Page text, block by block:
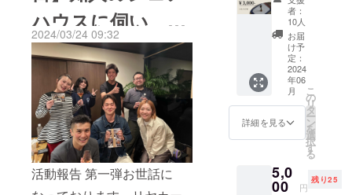
同様に日本TOPレベルの美
術大学の学生と教授に協力
してもらいながらリヤカー
のデザインを１から作成し
ております。利益が上がり
次第、5台10台と拡大してい
く予定です。現在、販売経
路や販売商品の選定、アル
らお惣菜販売を行います。
基本定休日の水曜日以外は
毎日行う予定ですが直前の
変更も想定されますのでイ
ンスタグラム等を見ていた
だければと思います。お惣
菜販売の準備段階として2週
間前にわいわい市藤沢店に
や、エンジェル投資家とし
て活躍している方など、さ
まざまな方に事業内容のプ
レゼンをし、プロジェクト
の改善点や差別化のポイン
トなどを教えて頂きまし
た。昨日今日とチーム内で
再度方向性を調整し、より
ハウスに伺い、プ
レゼンをしまし
た。
2024/03/24 09:32
活動報告 第一弾お世話に
つきま
して
は、備
考欄に
てお希
望の通
りご記
載くだ
さい。
・公式
登録の
メール
ただき
ます。
・お名
前につ
きまし
ては、
備考欄
にてお
希望の
お名前
・公式
HPリ
tomosh
ibi-を応
援して
くださ
る方、
これか
らを見
守って
くださ
る方は
こち
ら。お
手紙を
送らせ
者：
10人
お届
け予
定：
2024
年06
月
詳細を見る
こ
の
リ
タ
ー
ン
を
選
択
す
る
5,0
00 円
残り25